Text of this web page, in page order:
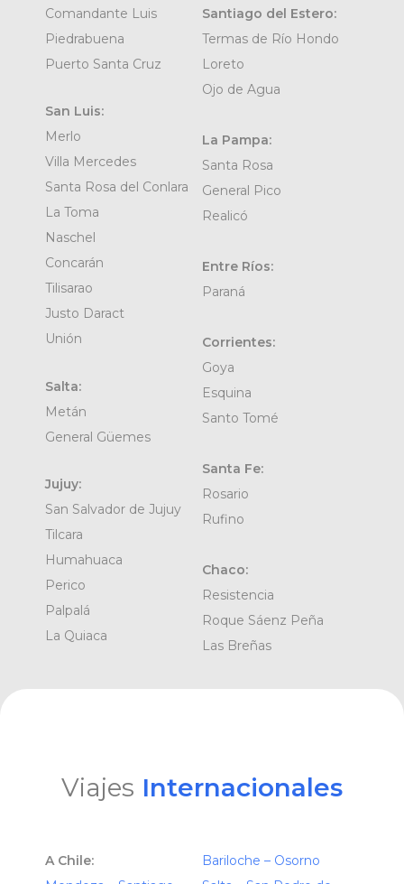
Comandante Luis
Piedrabuena
Puerto Santa Cruz
San Luis:
Merlo
Villa Mercedes
Santa Rosa del Conlara
La Toma
Naschel
Concarán
Tilisarao
Justo Daract
Unión
Salta:
Metán
General Güemes
Jujuy:
San Salvador de Jujuy
Tilcara
Humahuaca
Perico
Palpalá
La Quiaca
Santiago del Estero:
Termas de Río Hondo
Loreto
Ojo de Agua
La Pampa:
Santa Rosa
General Pico
Realicó
Entre Ríos:
Paraná
Corrientes:
Goya
Esquina
Santo Tomé
Santa Fe:
Rosario
Rufino
Chaco:
Resistencia
Roque Sáenz Peña
Las Breñas
Viajes Internacionales
A Chile:
Bariloche – Osorno